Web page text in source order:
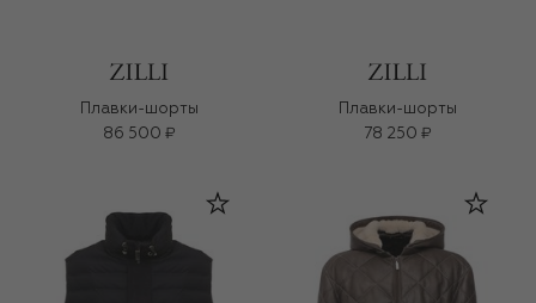
Плавки-шорты
86 500 ₽
Плавки-шорты
78 250 ₽